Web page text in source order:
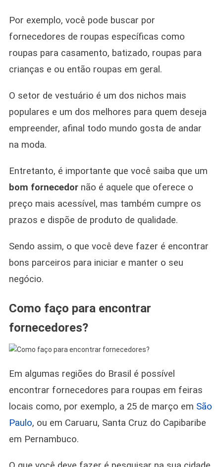
Por exemplo, você pode buscar por
fornecedores de roupas específicas como
roupas para casamento, batizado, roupas para
crianças e ou então roupas em geral.
O setor de vestuário é um dos nichos mais
populares e um dos melhores para quem deseja
empreender, afinal todo mundo gosta de andar
na moda.
Entretanto, é importante que você saiba que um
bom fornecedornão é aquele que oferece o
preço mais acessível, mas também cumpre os
prazos e dispõe de produto de qualidade.
Sendo assim, o que você deve fazer é encontrar
bons parceiros para iniciar e manter o seu
negócio.
Como faço para encontrar
fornecedores?
Em algumas regiões do Brasil é possível
encontrar fornecedores para roupas em feiras
locais como, por exemplo, a 25 de março em São
Paulo, ou em Caruaru, Santa Cruz do Capibaribe
em Pernambuco.